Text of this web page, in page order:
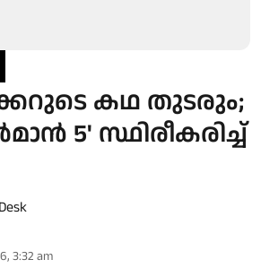
കഥ തുടരും;
5' സ്ഥിരീകരിച്ച്
3:32 am